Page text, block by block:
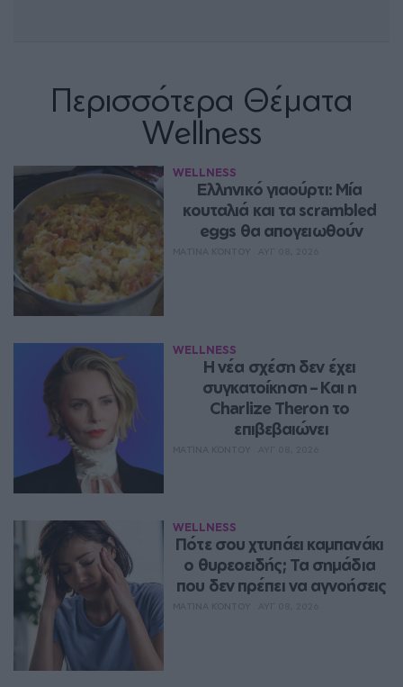
Περισσότερα Θέματα
Wellness
WELLNESS
Ελληνικό γιαούρτι: Μία
κουταλιά και τα scrambled
eggs θα απογειωθούν
WELLNESS
Η νέα σχέση δεν έχει
συγκατοίκηση – Και η
Charlize Theron το
επιβεβαιώνει
WELLNESS
Πότε σου χτυπάει καμπανάκι
ο θυρεοειδής; Τα σημάδια
που δεν πρέπει να αγνοήσεις